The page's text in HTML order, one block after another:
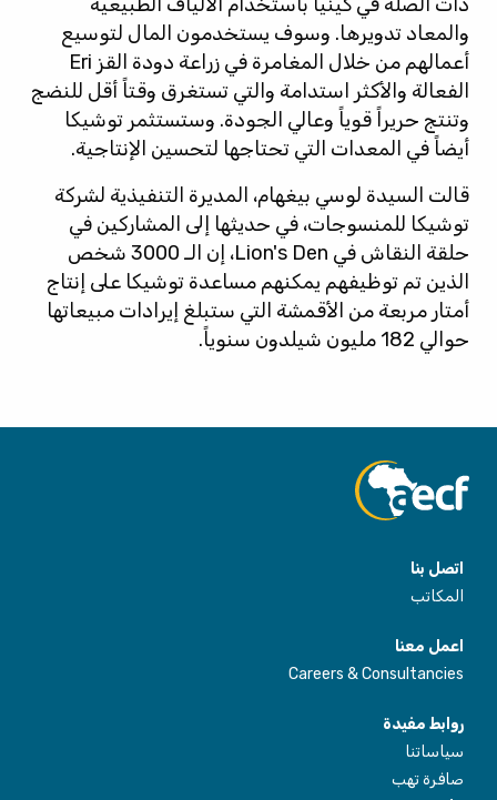
والمعاد تدويرها. وسوف يستخدمون المال لتوسيع
أعمالهم من خلال المغامرة في زراعة دودة القز Eri
الفعالة والأكثر استدامة والتي تستغرق وقتاً أقل للنضج
وتنتج حريراً قوياً وعالي الجودة. وستستثمر توشيكا
أيضاً في المعدات التي تحتاجها لتحسين الإنتاجية.
قالت السيدة لوسي بيغهام، المديرة التنفيذية لشركة
توشيكا للمنسوجات، في حديثها إلى المشاركين في
حلقة النقاش في Lion's Den، إن الـ 3000 شخص
الذين تم توظيفهم يمكنهم مساعدة توشيكا على إنتاج
أمتار مربعة من الأقمشة التي ستبلغ إيرادات مبيعاتها
حوالي 182 مليون شيلدون سنوياً.
اتصل بنا
المكاتب
اعمل معنا
Careers & Consultancies
روابط مفيدة
سياساتنا
صافرة تهب